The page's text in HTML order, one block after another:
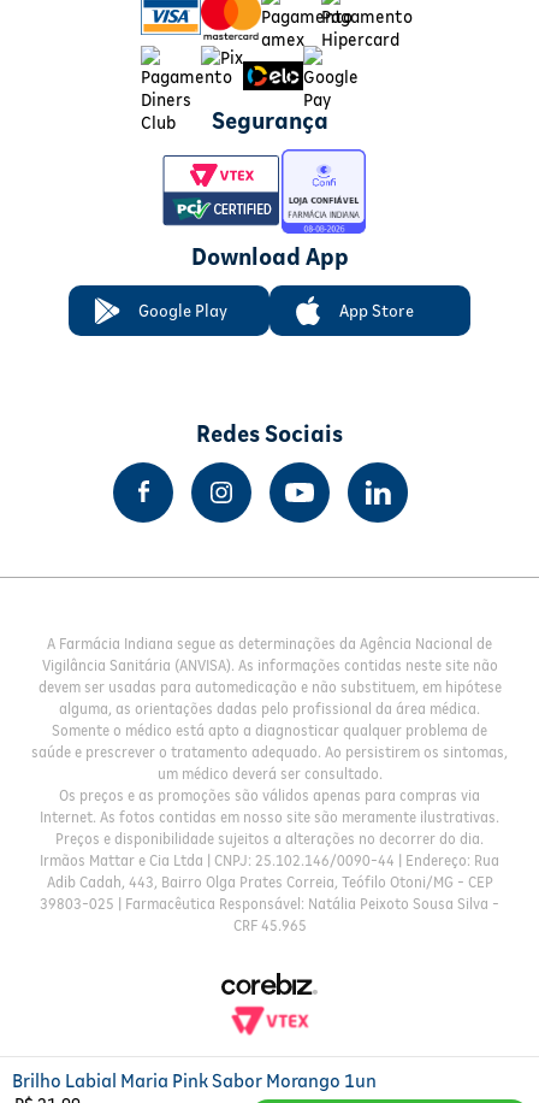
Brilho Labial Maria Pink Sabor Morango 1un
Segurança
Download App
Google Play App Store
Redes Sociais
A Farmácia Indiana segue as determinações da Agência Nacional de
Vigilância Sanitária (ANVISA). As informações contidas neste site não
devem ser usadas para automedicação e não substituem, em hipótese
alguma, as orientações dadas pelo profissional da área médica.
Somente o médico está apto a diagnosticar qualquer problema de
saúde e prescrever o tratamento adequado. Ao persistirem os sintomas,
um médico deverá ser consultado.
Os preços e as promoções são válidos apenas para compras via
Internet. As fotos contidas em nosso site são meramente ilustrativas.
Preços e disponibilidade sujeitos a alterações no decorrer do dia.
Irmãos Mattar e Cia Ltda | CNPJ: 25.102.146/0090-44 | Endereço: Rua
Adib Cadah, 443, Bairro Olga Prates Correia, Teófilo Otoni/MG - CEP
39803-025 | Farmacêutica Responsável: Natália Peixoto Sousa Silva -
CRF 45.965